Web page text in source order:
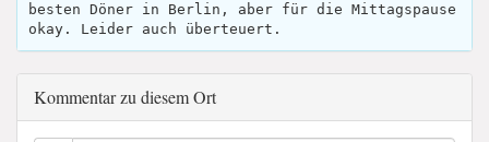
besten Döner in Berlin, aber für die Mittagspause
okay. Leider auch überteuert.
Kommentar zu diesem Ort